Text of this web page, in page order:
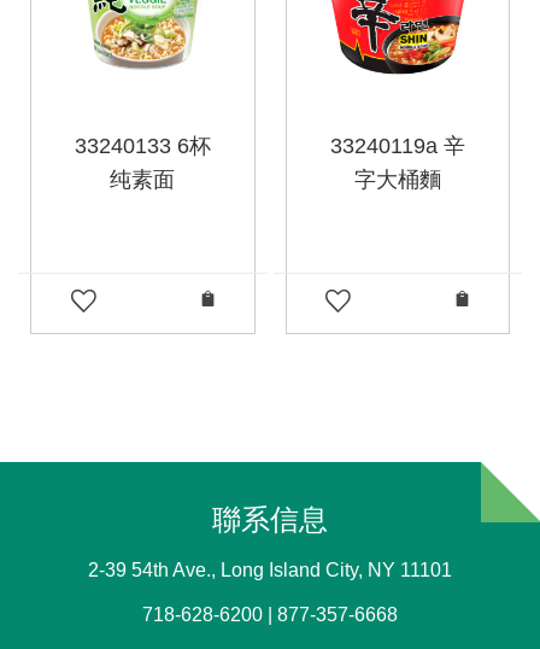
33240133 6杯
纯素面
33240119a 辛
字大桶麵
聯系信息
2-39 54th Ave., Long Island City, NY 11101
718-628-6200 | 877-357-6668